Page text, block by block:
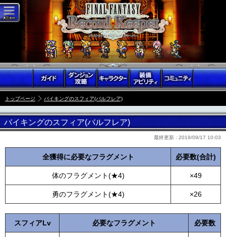
トップページ バイキングのスフィア(バルフレア)
バイキングのスフィア(バルフレア)
最終更新 : 2019/09/17 10:03
全獲得に必要なフラグメント 必要数(合計)
体のフラグメント(★4) ×49
勇のフラグメント(★4) ×26
スフィアLv 必要なフラグメント 必要数